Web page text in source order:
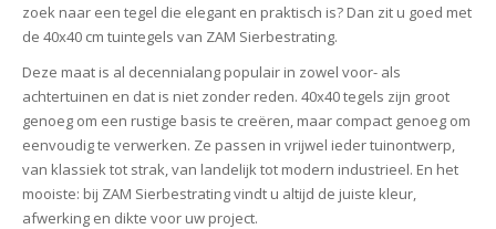
zoek naar een tegel die elegant en praktisch is? Dan zit u goed met
de 40x40 cm tuintegels van ZAM Sierbestrating.
Deze maat is al decennialang populair in zowel voor- als
achtertuinen en dat is niet zonder reden. 40x40 tegels zijn groot
genoeg om een rustige basis te creëren, maar compact genoeg om
eenvoudig te verwerken. Ze passen in vrijwel ieder tuinontwerp,
van klassiek tot strak, van landelijk tot modern industrieel. En het
mooiste: bij ZAM Sierbestrating vindt u altijd de juiste kleur,
afwerking en dikte voor uw project.